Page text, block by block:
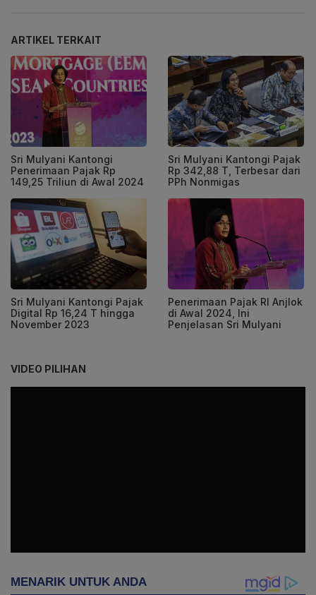
ARTIKEL TERKAIT
Sri Mulyani Kantongi
Penerimaan Pajak Rp
149,25 Triliun di Awal 2024
Sri Mulyani Kantongi Pajak
Rp 342,88 T, Terbesar dari
PPh Nonmigas
Sri Mulyani Kantongi Pajak
Digital Rp 16,24 T hingga
November 2023
Penerimaan Pajak RI Anjlok
di Awal 2024, Ini
Penjelasan Sri Mulyani
VIDEO PILIHAN